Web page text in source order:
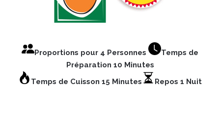
Proportions pour 4 Personnes
Temps de
Préparation 10 Minutes
Temps de Cuisson 15 Minutes
Repos 1 Nuit